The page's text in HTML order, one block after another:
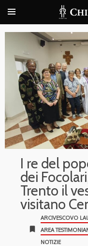
I re del
dei
Trento il
visitano
bookmark
ARCIVESCOVO
AREA
NOTIZIE